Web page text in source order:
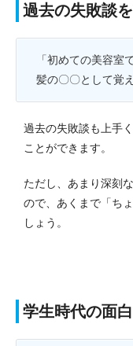
過去の失敗談
「初めての美容室
髪の〇〇として覚
過去の失敗談も上手
ことができます。
ただし、あまり深刻
ので、あくまで「ち
しょう。
学生時代の面